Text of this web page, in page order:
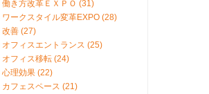
働き方改革ＥＸＰＯ (31)
ワークスタイル変革EXPO (28)
改善 (27)
オフィスエントランス (25)
オフィス移転 (24)
心理効果 (22)
カフェスペース (21)